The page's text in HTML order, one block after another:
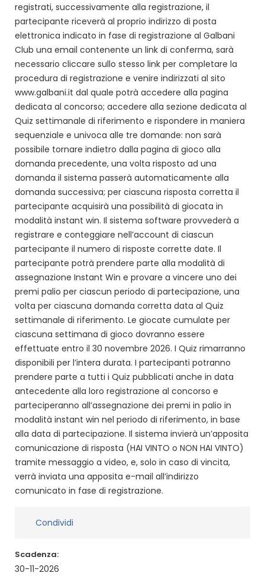
registrati, successivamente alla registrazione, il
partecipante riceverà al proprio indirizzo di posta
elettronica indicato in fase di registrazione al Galbani
Club una email contenente un link di conferma, sarà
necessario cliccare sullo stesso link per completare la
procedura di registrazione e venire indirizzati al sito
www.galbani.it dal quale potrà accedere alla pagina
dedicata al concorso; accedere alla sezione dedicata al
Quiz settimanale di riferimento e rispondere in maniera
sequenziale e univoca alle tre domande: non sarà
possibile tornare indietro dalla pagina di gioco alla
domanda precedente, una volta risposto ad una
domanda il sistema passerà automaticamente alla
domanda successiva; per ciascuna risposta corretta il
partecipante acquisirà una possibilità di giocata in
modalità instant win. Il sistema software provvederà a
registrare e conteggiare nell’account di ciascun
partecipante il numero di risposte corrette date. Il
partecipante potrà prendere parte alla modalità di
assegnazione Instant Win e provare a vincere uno dei
premi palio per ciascun periodo di partecipazione, una
volta per ciascuna domanda corretta data al Quiz
settimanale di riferimento. Le giocate cumulate per
ciascuna settimana di gioco dovranno essere
effettuate entro il 30 novembre 2026. I Quiz rimarranno
disponibili per l’intera durata. I partecipanti potranno
prendere parte a tutti i Quiz pubblicati anche in data
antecedente alla loro registrazione al concorso e
parteciperanno all’assegnazione dei premi in palio in
modalità instant win nel periodo di riferimento, in base
alla data di partecipazione. Il sistema invierà un’apposita
comunicazione di risposta (HAI VINTO o NON HAI VINTO)
tramite messaggio a video, e, solo in caso di vincita,
verrà inviata una apposita e-mail all’indirizzo
comunicato in fase di registrazione.
Condividi
Scadenza:
30-11-2026